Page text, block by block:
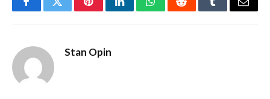
FacebookTwitterPinterestLinkedInWhatsAppRedditTumblrEmail
Stan Opin